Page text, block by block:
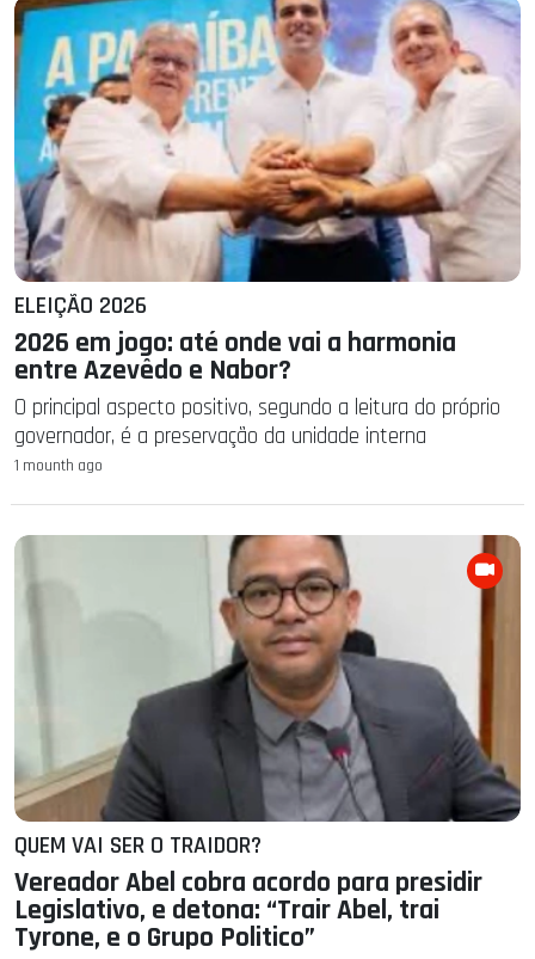
ELEIÇÃO 2026
2026 em jogo: até onde vai a harmonia
entre Azevêdo e Nabor?
O principal aspecto positivo, segundo a leitura do próprio
governador, é a preservação da unidade interna
1 mounth ago
QUEM VAI SER O TRAIDOR?
Vereador Abel cobra acordo para presidir
Legislativo, e detona: “Trair Abel, trai
Tyrone, e o Grupo Politico”